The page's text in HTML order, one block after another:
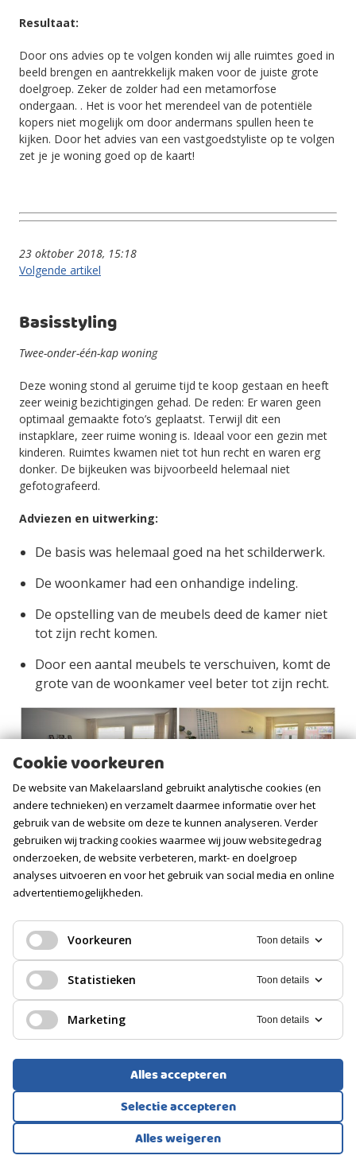
Resultaat:
Door ons advies op te volgen konden wij alle ruimtes goed in
beeld brengen en aantrekkelijk maken voor de juiste grote
doelgroep. Zeker de zolder had een metamorfose
ondergaan. . Het is voor het merendeel van de potentiële
kopers niet mogelijk om door andermans spullen heen te
kijken. Door het advies van een vastgoedstyliste op te volgen
zet je je woning goed op de kaart!
23 oktober 2018, 15:18
Volgende artikel
Basisstyling
Twee-onder-één-kap woning
Deze woning stond al geruime tijd te koop gestaan en heeft
zeer weinig bezichtigingen gehad. De reden: Er waren geen
optimaal gemaakte foto’s geplaatst. Terwijl dit een
instapklare, zeer ruime woning is. Ideaal voor een gezin met
kinderen. Ruimtes kwamen niet tot hun recht en waren erg
donker. De bijkeuken was bijvoorbeeld helemaal niet
gefotografeerd.
Adviezen en uitwerking:
De basis was helemaal goed na het schilderwerk.
De woonkamer had een onhandige indeling.
De opstelling van de meubels deed de kamer niet
tot zijn recht komen.
Door een aantal meubels te verschuiven, komt de
grote van de woonkamer veel beter tot zijn recht.
Het resultaat is een fotoreportage waar de eigenaren met
vertrouwen achter staan. Hun woning wordt hierin optimaal
gepresenteerd. Op deze manier zie je duidelijk wat deze
woning allemaal te bieden heeft. Ruime slaapkamers en
zolder, zeer ruime woonkamer, bijkeuken en een mooie
Cookie voorkeuren
De website van Makelaarsland gebruikt analytische cookies (en
andere technieken) en verzamelt daarmee informatie over het
gebruik van de website om deze te kunnen analyseren. Verder
gebruiken wij tracking cookies waarmee wij jouw websitegedrag
onderzoeken, de website verbeteren, markt- en doelgroep
analyses uitvoeren en voor het gebruik van social media en online
advertentiemogelijkheden.
Voorkeuren Toon details
Statistieken Toon details
Marketing Toon details
Alles accepteren
Selectie accepteren
Alles weigeren